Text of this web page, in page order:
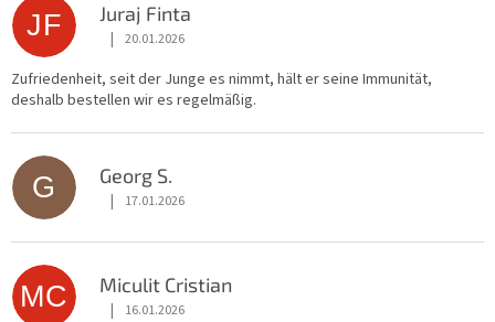
JF Juraj Finta
Die Shop-Bewertung beträgt 5 von 5 Sternen.
| 20.01.2026
Zufriedenheit, seit der Junge es nimmt, hält er seine Immunität,
deshalb bestellen wir es regelmäßig.
G Georg S.
Die Shop-Bewertung beträgt 5 von 5 Sternen.
| 17.01.2026
MC Miculit Cristian
Die Shop-Bewertung beträgt 5 von 5 Sternen.
| 16.01.2026